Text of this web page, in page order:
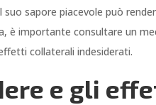
sapore piacevole può
è importante consultare un
collaterali indesiderati.
e gli